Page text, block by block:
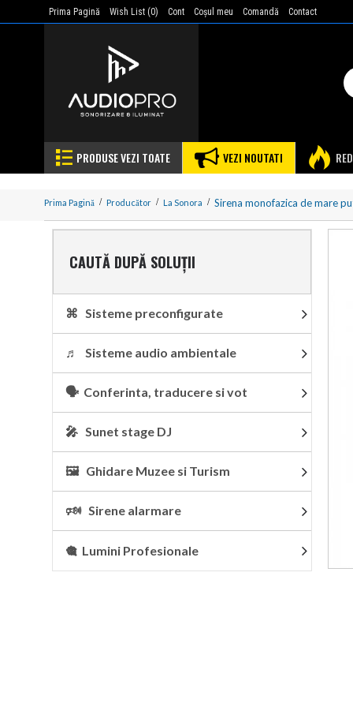
Prima Pagină Wish List (0) Cont Coşul meu Comandă Contact
PRODUSE VEZI TOATE VEZI NOUTATI
Prima Pagină Producător La Sonora Sirena monofazica de mare
CAUTĂ DUPĂ SOLUȚII
⌘ Sisteme preconfigurate
♬ Sisteme audio ambientale
🗣 Conferinta, traducere si vot
🎤 Sunet stage DJ
🖼 Ghidare Muzee si Turism
🕬 Sirene alarmare
🎕 Lumini Profesionale